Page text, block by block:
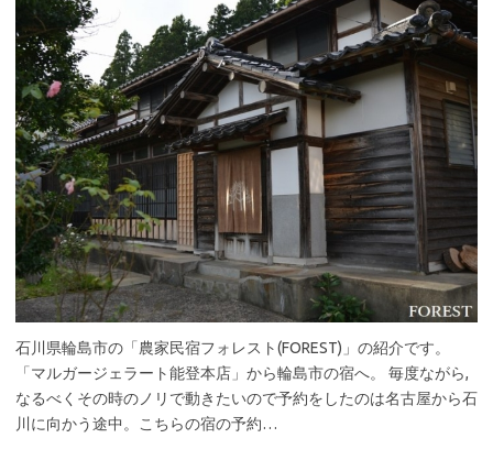
石川県輪島市の「農家民宿フォレスト(FOREST)」の紹介です。
「マルガージェラート能登本店」から輪島市の宿へ。 毎度ながら,
なるべくその時のノリで動きたいので予約をしたのは名古屋から石
川に向かう途中。こちらの宿の予約…